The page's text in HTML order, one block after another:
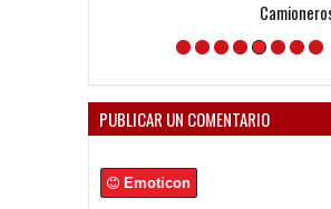
Camioneros
PUBLICAR UN COMENTARIO
Emoticon